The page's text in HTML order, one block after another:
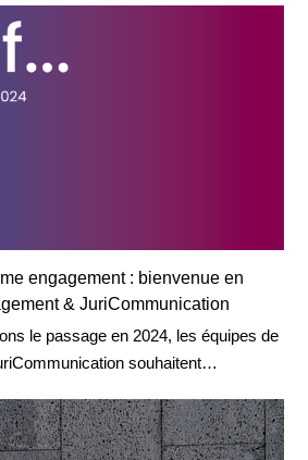
engagement : bienvenue en
& JuriCommunication
le passage en 2024, les équipes de
souhaitent…